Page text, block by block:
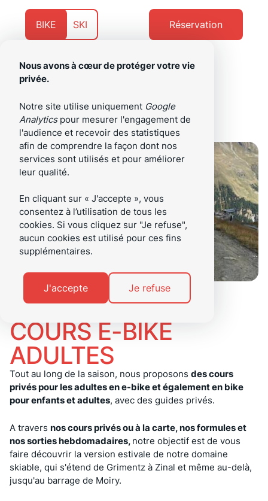
Présentement
BIKE
Naviguer
SKI Réservation
Nous avons à cœur de protéger votre vie
privée.
Notre site utilise uniquement Google
Analyticspour mesurer l'engagement de
l'audience et recevoir des statistiques
afin de comprendre la façon dont nos
services sont utilisés et pour améliorer
leur qualité.
En cliquant sur « J'accepte », vous
consentez à l’utilisation de tous les
cookies. Si vous cliquez sur "Je refuse",
aucun cookies est utilisé pour ces fins
supplémentaires.
J'accepte Je refuse
COURS E-BIKE
ADULTES
Tout au long de la saison, nous proposons des cours
privés pour les adultes en e-bike et également en bike
pour enfants et adultes, avec des guides privés.
A travers nos cours privés ou à la carte, nos formules et
nos sorties hebdomadaires, notre objectif est de vous
faire découvrir la version estivale de notre domaine
skiable, qui s'étend de Grimentz à Zinal et même au-delà,
jusqu'au barrage de Moiry.